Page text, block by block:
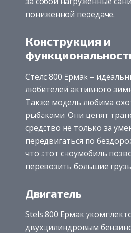
пониженной передаче.
Конструкция и
Стелс 800 Ермак –
любителей активного
Также модель любима
рыбаками. Они ценят
средство не только за
передвигаться по
что этот сноумобиль
перевозить большие
Двигатель
Stels 800 Ермак
двухцилиндровым